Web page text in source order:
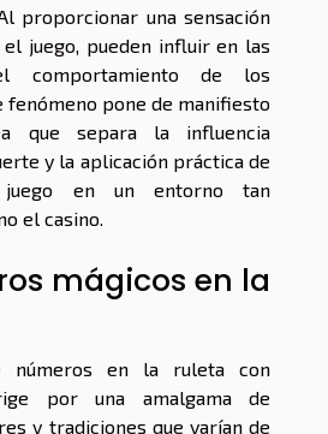
proporcionar una sensación
juego, pueden influir en las
comportamiento de los
fenómeno pone de manifiesto
que separa la influencia
y la aplicación práctica de
juego en un entorno tan
el casino.
mágicos en la
números en la ruleta con
por una amalgama de
y tradiciones que varían de